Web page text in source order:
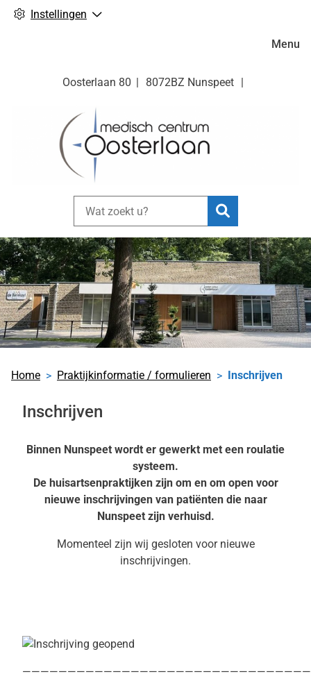
Instellingen
Oosterlaan 80 8072BZ Nunspeet
Zoeken
Menu
Home Praktijkinformatie / formulieren Inschrijven
Inschrijven
Binnen Nunspeet wordt er gewerkt met een roulatie
systeem.
De huisartsenpraktijken zijn om en om open voor
nieuwe inschrijvingen van patiënten die naar
Nunspeet zijn verhuisd.
Momenteel zijn wij gesloten voor nieuwe
inschrijvingen.